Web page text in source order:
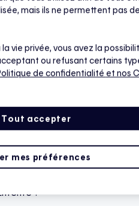
service Hilo dans votre
concernant Hilo et
consulter la liste de
?
mais ils ne permettent pas
vie privée, vous avez la
ou refusant certains
de confidentialité et nos
Tout accepter
mes préférences